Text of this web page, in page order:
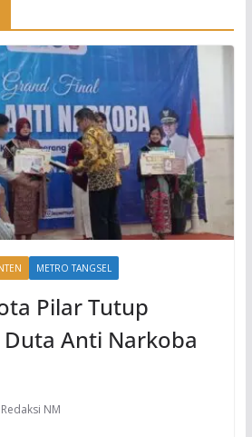
METRO TANGSEL
Pilar Tutup
Anti Narkoba
Redaksi NM